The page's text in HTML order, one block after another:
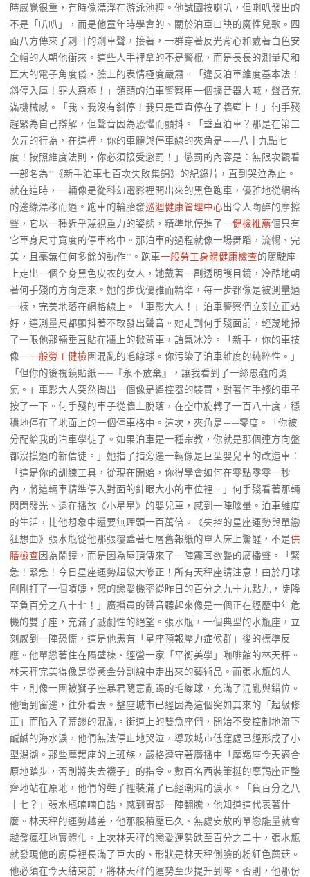
時感覺很重，有時像漂浮在游泳池裡。他試圖按喇叭，但喇叭發出的
不是「叭叭」，而是他童年時學會的、關於泊車口訣的魔性兒歌。四
面八方傳來了刺耳的剎車聲，接著，一群穿著反光背心和戴著白色安
全帽的人朝他衝來。這些人手裡拿的不是警棍，而是長長的測量尺和
巨大的電子角度儀，臉上的表情極度嚴肅。「違反泊車維度基本法！
斜停入庫！罪大惡極！」領頭的泊車警察用一個擴音器大喊，聲音充
滿機械感。「我、我沒有斜停！我只是垂直停在了牆壁上！」何手殘
趕緊為自己辯解，但聲音因為恐懼而顫抖。「垂直泊車？那是在第三
次元的行為，在這裡，你的車體與停車線的夾角是——八十九點七
度！按照維度法則，你必須接受懲罰！」懲罰的內容是：無限次觀看
一部名為**《新手泊車七百次失敗集錦》的紀錄片，直到哭泣為止。
就在這時，一輛像是從科幻電影裡開出來的黑色跑車，優雅地從網格
的邊緣漂移而過。跑車的輪胎發巡迴健康管理中心出令人陶醉的摩擦
聲，它以一種近乎蔑視重力的姿態，精準地停進了一健檢推薦個只有
它車身尺寸寬度的停車格中。那泊車的過程就像一場舞蹈，流暢、完
美，且毫無任何多餘的動作**。跑車一般勞工身體健康檢查的駕駛座
上走出一個全身黑色皮衣的女人，她戴著一副透明護目鏡，冷酷地朝
著何手殘的方向走來。她的步伐優雅而精準，每一步都像是被測量過
一樣，完美地落在網格線上。「車影大人！」泊車警察們立刻立正站
好，連測量尺都顫抖著不敢發出聲音。她走到何手殘面前，輕蔑地掃
了一眼他那輛垂直貼在牆上的掀背車，語氣冰冷。「新手，你的車技
像一一般勞工健檢團混亂的毛線球。你污染了泊車維度的純粹性。」
「但你的後視鏡貼紙——『永不放棄』，讓我看到了一絲愚蠢的勇
氣。」車影大人突然掏出一個像是遙控器的裝置，對著何手殘的車子
按了一下。何手殘的車子從牆上脫落，在空中旋轉了一百八十度，穩
穩地停在了地面上的一個停車格中。這次，夾角是——零度。「你被
分配給我的泊車學徒了。如果泊車是一種宗教，你就是那個連方向盤
都沒摸過的新信徒。」她指了指旁邊一輛像是巨型嬰兒車的改造車：
「這是你的訓練工具，從現在開始，你得學會如何在零點零零一秒
內，將這輛車精準停入對面的針眼大小的車位裡。」何手殘看著那輛
閃閃發光、還在播放《小星星》的嬰兒車，感到一陣眩暈。泊車維度
的生活，比他想象中還要無理頭一百萬倍。《失控的星座運勢與單戀
狂想曲》張水瓶從他那張覆蓋著七層舊報紙的單人床上驚醒，不是供
膳檢查因為鬧鐘，而是因為屋頂傳來了一陣震耳欲聾的廣播聲。「緊
急！緊急！今日星座運勢超級大修正！所有天秤座請注意！由於月球
剛剛打了一個噴嚏，您的戀愛機率從昨日的百分之九十九點九，陡降
至負百分之八十七！」廣播員的聲音聽起來像是一個正在經歷中年危
機的雙子座，充滿了戲劇性的絕望。張水瓶，一個典型的水瓶座，立
刻感到一陣恐慌，這是他患有「星座預報壓力症候群」後的標準反
應。他單戀著住在隔壁棟、經營一家「平衡美學」咖啡館的林天秤。
林天秤完美得像是從黃金分割線中走出來的藝術品。而張水瓶的人
生，則像一團被獅子座暴君隨意亂踢的毛線球，充滿了混亂與錯位。
他衝到窗邊，往外看去。整座城市已經因為這個突如其來的「超級修
正」而陷入了荒謬的混亂。街道上的雙魚座們，開始不受控制地流下
鹹鹹的海水淚，他們無法停止地哭泣，導致城市低窪處已經形成了小
型潟湖。那些摩羯座的上班族，嚴格遵守著廣播中「摩羯座今天適合
原地踏步，否則將失去襪子」的指令。數百名西裝筆挺的摩羯座正整
齊地站在原地，他們的鞋子裡裝滿了已經潮濕的淚水。「負百分之八
十七？」張水瓶喃喃自語，感到胃部一陣翻騰，他知道這代表著什
麼。林天秤的運勢越差，他那股積壓已久、無處安放的單戀能量就會
越發瘋狂地實體化。上次林天秤的戀愛運勢跌至百分之二十，張水瓶
就發現他的廚房裡長滿了巨大的、形狀是林天秤側臉的粉紅色蘑菇。
他必須在今天結束前，將林天秤的運勢至少提升到零。否則，他那份